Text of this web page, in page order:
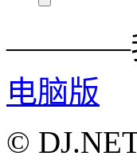
————
电脑版
©